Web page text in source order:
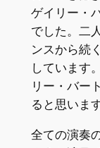
ゲイリー・
でした。二
ンスから続
しています
リー・バー
ると思います
全ての演奏